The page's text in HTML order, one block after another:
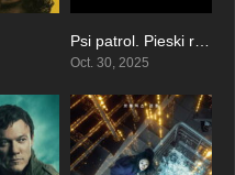
5.3Psi patrol. Pieski ratują święta
Oct. 30, 2025